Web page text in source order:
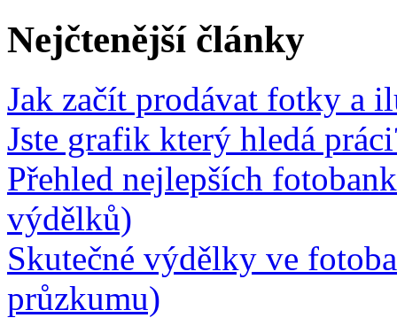
Nejčtenější články
Jak začít prodávat fotky a
Jste grafik který hledá
Přehled nejlepších
výdělků)
Skutečné výdělky ve
průzkumu)